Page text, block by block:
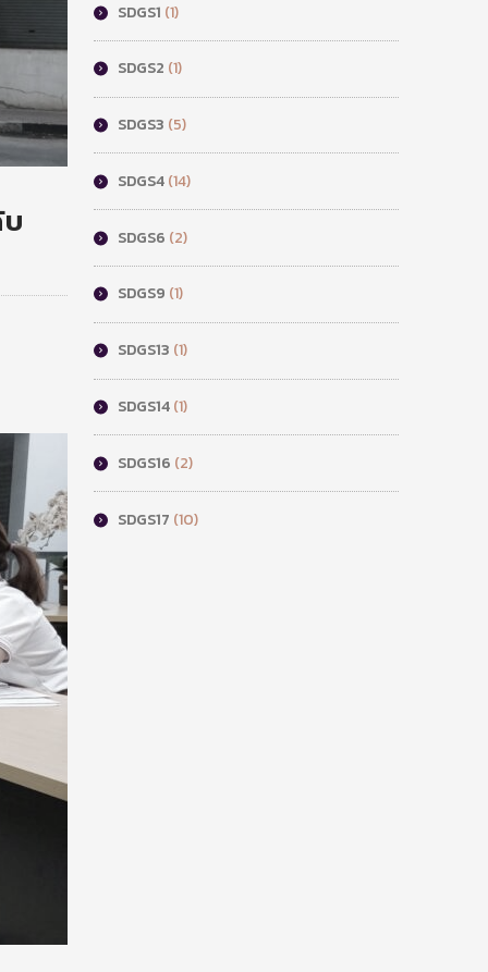
SDGS1 (1)
SDGS2 (1)
SDGS3 (5)
SDGS4(14)
SDGS6 (2)
SDGS9 (1)
SDGS13 (1)
SDGS14(1)
SDGS16 (2)
SDGS17 (10)